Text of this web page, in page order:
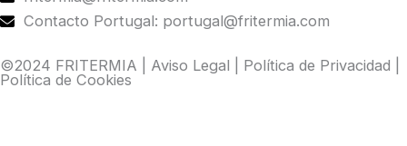
Contacto Portugal: portugal@fritermia.com
©2024 FRITERMIA | Aviso Legal Política de Privacidad
Política de Cookies